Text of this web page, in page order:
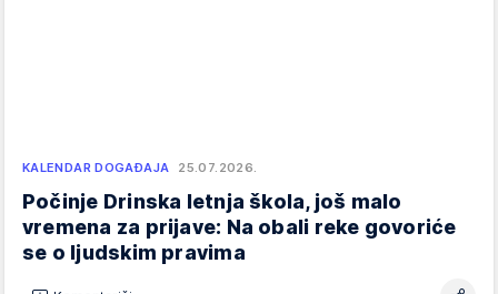
KALENDAR DOGAĐAJA 25.07.2026.
Počinje Drinska letnja škola, još malo
vremena za prijave: Na obali reke govoriće
se o ljudskim pravima